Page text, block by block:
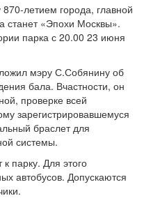
летием города, главной
станет «Эпохи Москвы».
парка с 20.00 23 июня
мэру С.Собянину об
бала. Вчастности, он
проверке всей
зарегистрировавшемуся
браслет для
системы.
парку. Для этого
автобусов. Допускаются